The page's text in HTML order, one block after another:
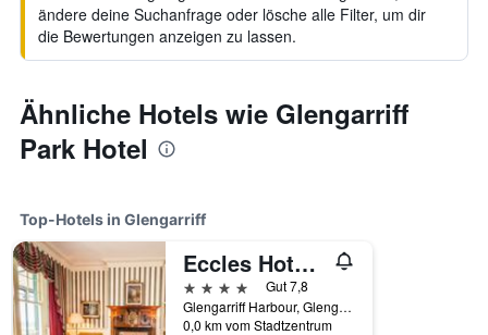
ändere deine Suchanfrage oder lösche alle Filter, um dir
die Bewertungen anzeigen zu lassen.
Ähnliche Hotels wie Glengarriff
Park Hotel
Top-Hotels in Glengarriff
Eccles Hotel Glengarriff
4 Sterne
Gut 7,8
Glengarriff Harbour, Glengarriff, Irland
0,0 km vom Stadtzentrum